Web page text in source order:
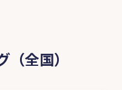
全国）